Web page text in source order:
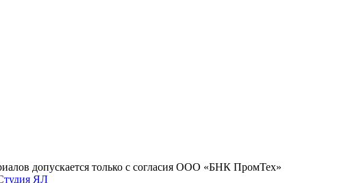
допускается только с согласия ООО «БНК ПромТех»
ЯЛ